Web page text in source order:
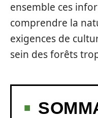
ensemble ces
comprendre la
exigences de
sein des forêts